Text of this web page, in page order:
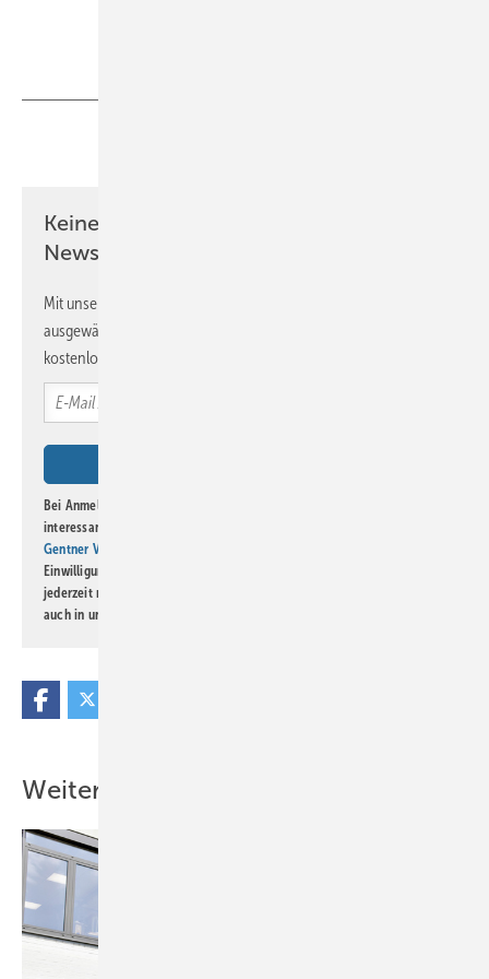
Keine Zeit? Kein Problem mit dem BM
Newsletter!
Mit unserem Newsletter erhalten Sie regelmäßig von uns
ausgewählte Informationen und Neuigkeiten, gebündelt und
kostenlos direkt ins Postfach.
Bei Anmeldung zu diesem Newsletter bin ich damit einverstanden, über
interessante Verlags- und Online-Angebote
Gentner Verlag GmbH & Co. KG
Einwilligung kann ich jederzeit widerrufen und eine Abmeldung ist
jederzeit möglich. Informationen zum Umgang mit Daten finden Sie
auch in unserer
Weitere Inhalte